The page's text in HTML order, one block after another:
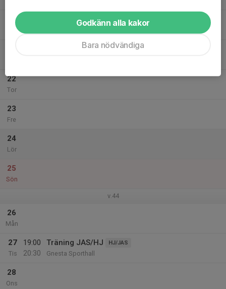
20
Tis
Träning JAS/HJ HJ/JAS
22
Tor
23
Fre
24
Lör
25
Sön
v.44
26
Mån
27
Tis
19:00
20:30
Träning JAS/HJ HJ/JAS
Gnesta Sporthall
28
Ons
Godkänn alla kakor
Bara nödvändiga